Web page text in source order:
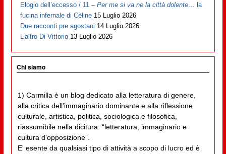
Elogio dell’eccesso / 11 –Per me si va ne la città dolente… la
fucina infernale di Cèline 15 Luglio 2026
Due racconti pre agostani 14 Luglio 2026
L’altro Di Vittorio 13 Luglio 2026
Chi siamo
1) Carmilla è un blog dedicato alla letteratura di genere,
alla critica dell'immaginario dominante e alla riflessione
culturale, artistica, politica, sociologica e filosofica,
riassumibile nella dicitura: “letteratura, immaginario e
cultura d'opposizione”.
E' esente da qualsiasi tipo di attività a scopo di lucro ed è